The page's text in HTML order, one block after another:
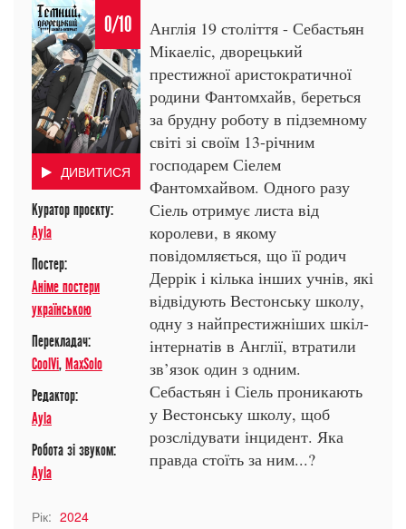
0/10
ДИВИТИСЯ
Куратор проєкту:
Ayla
Постер:
Аніме постери
українською
Перекладач:
CoolVi,MaxSolo
Редактор:
Ayla
Робота зі звуком:
Ayla
Англія 19 століття - Себастьян
Мікаеліс, дворецький
престижної аристократичної
родини Фантомхайв, береться
за брудну роботу в підземному
світі зі своїм 13-річним
господарем Сіелем
Фантомхайвом. Одного разу
Сіель отримує листа від
королеви, в якому
повідомляється, що її родич
Деррік і кілька інших учнів, які
відвідують Вестонську школу,
одну з найпрестижніших шкіл-
інтернатів в Англії, втратили
зв’язок один з одним.
Себастьян і Сіель проникають
у Вестонську школу, щоб
розслідувати інцидент. Яка
правда стоїть за ним...?
Рік: 2024